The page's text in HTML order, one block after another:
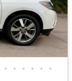
• • • • • •